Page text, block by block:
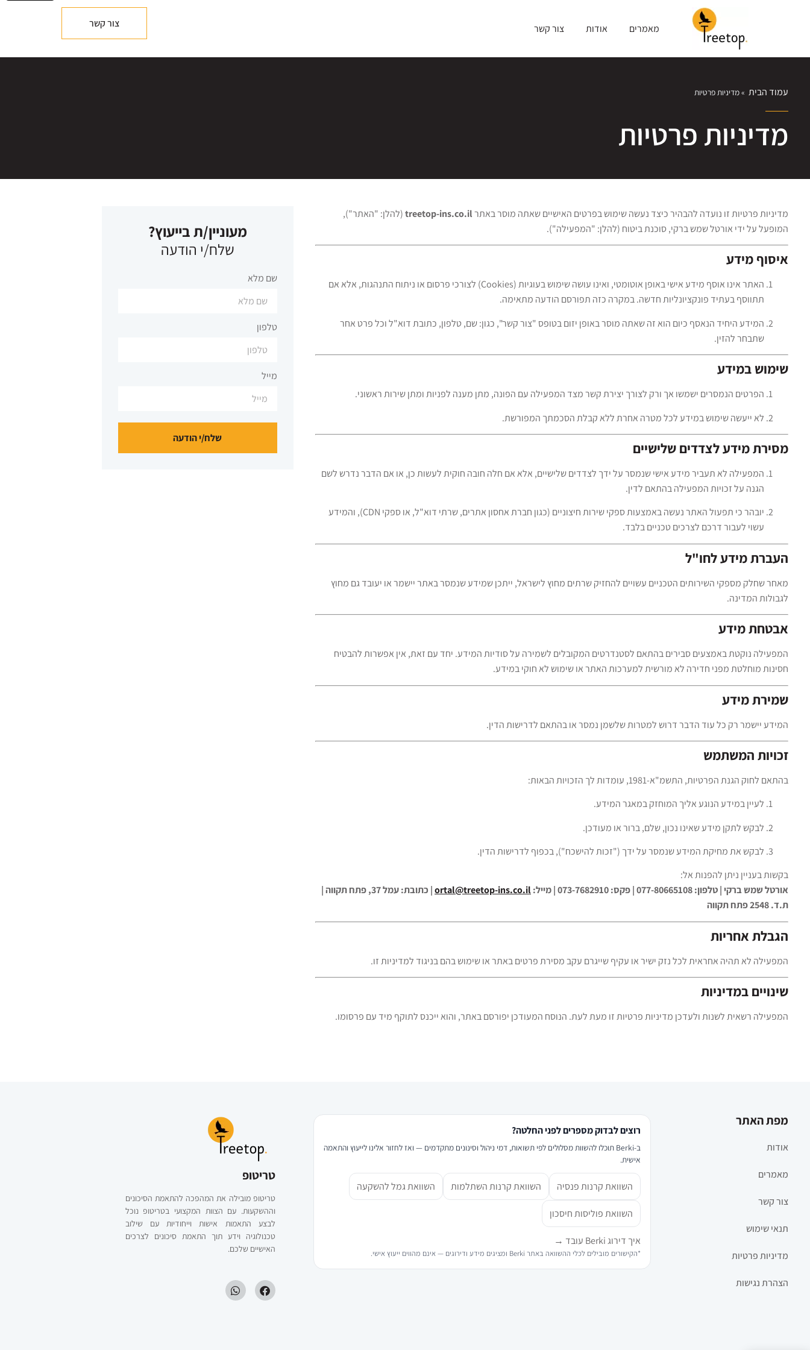
מאמרים אודות צור קשר צור קשר
עמוד הבית »מדיניות פרטיות
מדיניות פרטיות
מדיניות פרטיות זו נועדה להבהיר כיצד נעשה שימוש בפרטים האישיים שאתה מוסר באתרtreetop-ins.co.il(להלן: "האתר"),
המופעל על ידי אורטל שמש ברקי, סוכנת ביטוח (להלן: "המפעילה").
איסוף מידע
האתר אינו אוסף מידע אישי באופן אוטומטי, ואינו עושה שימוש בעוגיות (Cookies) לצורכי פרסום או ניתוח התנהגות, אלא אם
תתווסף בעתיד פונקציונליות חדשה. במקרה כזה תפורסם הודעה מתאימה.
המידע היחיד הנאסף כיום הוא זה שאתה מוסר באופן יזום בטופס "צור קשר", כגון: שם, טלפון, כתובת דוא"ל וכל פרט אחר
שתבחר להזין.
שימוש במידע
הפרטים הנמסרים ישמשו אך ורק לצורך יצירת קשר מצד המפעילה עם הפונה, מתן מענה לפניות ומתן שירות ראשוני.
לא ייעשה שימוש במידע לכל מטרה אחרת ללא קבלת הסכמתך המפורשת.
מסירת מידע לצדדים שלישיים
המפעילה לא תעביר מידע אישי שנמסר על ידך לצדדים שלישיים, אלא אם חלה חובה חוקית לעשות כן, או אם הדבר נדרש לשם
הגנה על זכויות המפעילה בהתאם לדין.
יובהר כי תפעול האתר נעשה באמצעות ספקי שירות חיצוניים (כגון חברת אחסון אתרים, שרתי דוא"ל, או ספקי CDN), והמידע
עשוי לעבור דרכם לצרכים טכניים בלבד.
העברת מידע לחו"ל
מאחר שחלק מספקי השירותים הטכניים עשויים להחזיק שרתים מחוץ לישראל, ייתכן שמידע שנמסר באתר יישמר או יעובד גם מחוץ
לגבולות המדינה.
אבטחת מידע
המפעילה נוקטת באמצעים סבירים בהתאם לסטנדרטים המקובלים לשמירה על סודיות המידע. יחד עם זאת, אין אפשרות להבטיח
חסינות מוחלטת מפני חדירה לא מורשית למערכות האתר או שימוש לא חוקי במידע.
שמירת מידע
המידע יישמר רק כל עוד הדבר דרוש למטרות שלשמן נמסר או בהתאם לדרישות הדין.
זכויות המשתמש
בהתאם לחוק הגנת הפרטיות, התשמ"א-1981, עומדות לך הזכויות הבאות:
לעיין במידע הנוגע אליך המוחזק במאגר המידע.
לבקש לתקן מידע שאינו נכון, שלם, ברור או מעודכן.
לבקש את מחיקת המידע שנמסר על ידך ("זכות להישכח"), בכפוף לדרישות הדין.
בקשות בעניין ניתן להפנות אל:
אורטל שמש ברקי | טלפון: 077-80665108 | פקס: 073-7682910 | מייל:
ortal@treetop-ins.co.il
| כתובת: עמל 37, פתח תקווה |
ת.ד. 2548 פתח תקווה
הגבלת אחריות
המפעילה לא תהיה אחראית לכל נזק ישיר או עקיף שייגרם עקב מסירת פרטים באתר או שימוש בהם בניגוד למדיניות זו.
שינויים במדיניות
המפעילה רשאית לשנות ולעדכן מדיניות פרטיות זו מעת לעת. הנוסח המעודכן יפורסם באתר, והוא ייכנס לתוקף מיד עם פרסומו.
מעוניין/ת בייעוץ?
שלח/י הודעה
שם מלא
טלפון
מייל
שלח/י הודעה
מפת האתר
אודות
מאמרים
צור קשר
תנאי שימוש
מדיניות פרטיות
הצהרת נגישות
רוצים לבדוק מספרים לפני החלטה?
ב-Berki תוכלו להשוות מסלולים לפי תשואות, דמי ניהול וסינונים מתקדמים — ואז לחזור אלינו לייעוץ והתאמה
אישית.
השוואת קרנות פנסיה השוואת קרנות השתלמות השוואת גמל להשקעה
השוואת פוליסות חיסכון
איך דירוג Berki עובד →
*הקישורים מובילים לכלי ההשוואה באתר Berki ומציגים מידע ודירוגים — אינם מהווים ייעוץ אישי.
טריטופ
טריטופ מובילה את המהפכה להתאמת הסיכונים
וההשקעות. עם הצוות המקצועי בטריטופ נוכל
לבצע התאמות אישות וייחודיות עם שילוב
טכנולוגיה וידע תוך התאמת סיכונים לצרכים
האישיים שלכם.